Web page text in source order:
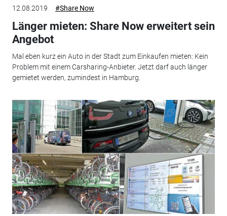
12.08.2019 #Share Now
Länger mieten: Share Now erweitert sein
Angebot
Mal eben kurz ein Auto in der Stadt zum Einkaufen mieten: Kein
Problem mit einem Carsharing-Anbieter. Jetzt darf auch länger
gemietet werden, zumindest in Hamburg.